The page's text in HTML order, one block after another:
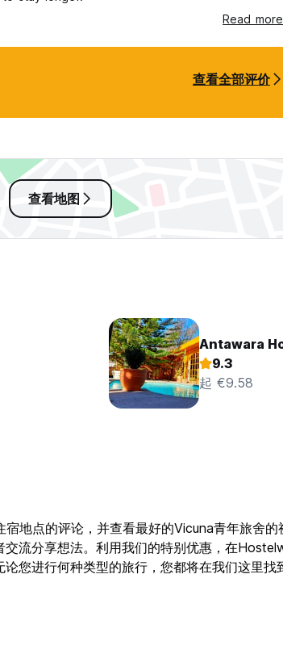
Read more
查看全部评价
查看地图
Antawara
9.3
起 €9.58
地点的评论，并查看最好的Vicuna青年旅舍
流分享想法。利用我们的特别优惠，在
您进行何种类型的旅行，您都将在我们这里找